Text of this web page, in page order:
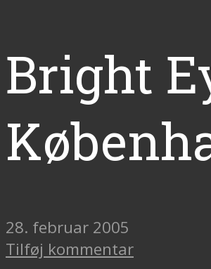
Bright
28. februar 2005
Tilføj kommentar